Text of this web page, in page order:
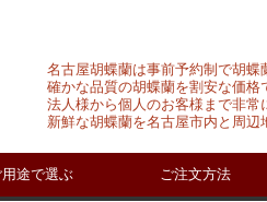
用途で選ぶ ご注文方法
名古屋胡蝶蘭は事前予約制で胡蝶
確かな品質の胡蝶蘭を割安な価格
法人様から個人のお客様まで非
新鮮な胡蝶蘭を名古屋市内と周